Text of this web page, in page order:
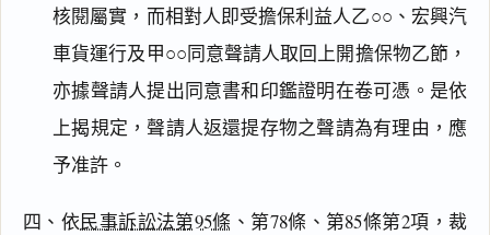
核閱屬實，而相對人即受擔保利益人乙○○、宏興汽
車貨運行及甲○○同意聲請人取回上開擔保物乙節，
亦據聲請人提出同意書和印鑑證明在卷可憑。是依
上揭規定，聲請人返還提存物之聲請為有理由，應
予准許。
四、依民事訴訟法第95條 、第78條、第85條第2項，裁
閱讀 研究
搜尋本